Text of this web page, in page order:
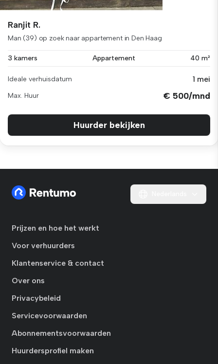
Ranjit R.
Man (39) op zoek naar appartement in Den Haag
3 kamers Appartement 40 m²
Ideale verhuisdatum 1 mei
Max. Huur € 500/mnd
Huurder bekijken
Prijzen en hoe het werkt
Voor verhuurders
Klantenservice & contact
Over ons
Privacybeleid
Servicevoorwaarden
Abonnementsvoorwaarden
Huurdersprofiel maken